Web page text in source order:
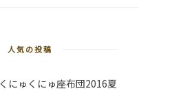
人気の投稿
くにゅくにゅ座布団2016夏